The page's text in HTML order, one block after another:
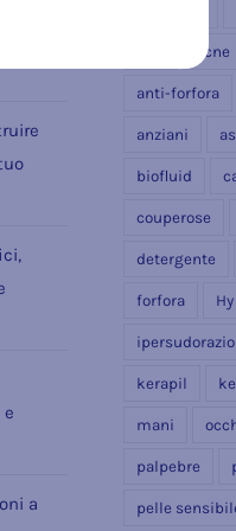
a
acne
anti-forfora
anziani
biofluid
couperose
detergente
forfora Hy
kerapil
mani
palpebre
pelle